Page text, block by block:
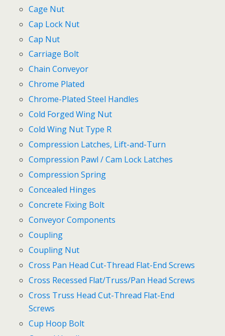
Cage Nut
Cap Lock Nut
Cap Nut
Carriage Bolt
Chain Conveyor
Chrome Plated
Chrome-Plated Steel Handles
Cold Forged Wing Nut
Cold Wing Nut Type R
Compression Latches, Lift-and-Turn
Compression Pawl / Cam Lock Latches
Compression Spring
Concealed Hinges
Concrete Fixing Bolt
Conveyor Components
Coupling
Coupling Nut
Cross Pan Head Cut-Thread Flat-End Screws
Cross Recessed Flat/Truss/Pan Head Screws
Cross Truss Head Cut-Thread Flat-End
Screws
Cup Hoop Bolt